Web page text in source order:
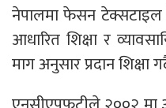
नेपालमा फेसन टेक्सटाइल
आधारित शिक्षा र
माग अनुसार प्रदान शिक्षा